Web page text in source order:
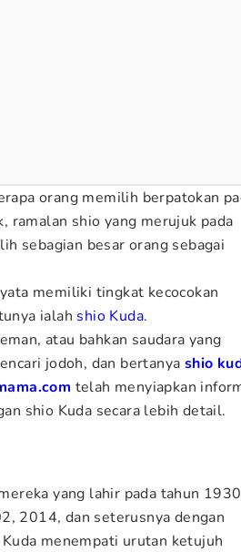
orang memilih berpatokan
ramalan shio yang merujuk pada
sebagian besar orang sebagai
memiliki tingkat kecocokan
ialah shio Kuda.
atau bahkan saudara yang
jodoh, dan bertanya shio
telah menyiapkan
shio Kuda secara lebih detail.
yang lahir pada tahun
2014, dan seterusnya dengan
menempati urutan ketujuh